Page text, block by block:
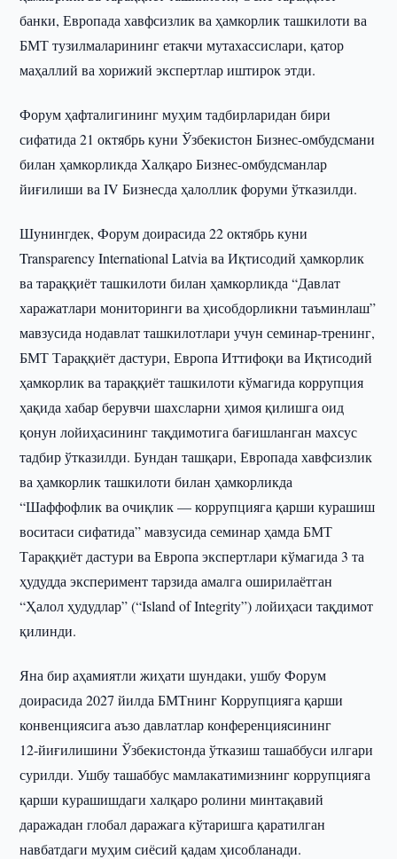
банки, Европада хавфсизлик ва ҳамкорлик ташкилоти ва
БМТ тузилмаларининг етакчи мутахассислари, қатор
маҳаллий ва хорижий экспертлар иштирок этди.
Форум ҳафталигининг муҳим тадбирларидан бири
сифатида 21 октябрь куни Ўзбекистон Бизнес-омбудсмани
билан ҳамкорликда Халқаро Бизнес-омбудсманлар
йиғилиши ва IV Бизнесда ҳалоллик форуми ўтказилди.
Шунингдек, Форум доирасида 22 октябрь куни
Transparency International Latvia ва Иқтисодий ҳамкорлик
ва тараққиёт ташкилоти билан ҳамкорликда “Давлат
харажатлари мониторинги ва ҳисобдорликни таъминлаш”
мавзусида нодавлат ташкилотлари учун семинар-тренинг,
БМТ Тараққиёт дастури, Европа Иттифоқи ва Иқтисодий
ҳамкорлик ва тараққиёт ташкилоти кўмагида коррупция
ҳақида хабар берувчи шахсларни ҳимоя қилишга оид
қонун лойиҳасининг тақдимотига бағишланган махсус
тадбир ўтказилди. Бундан ташқари, Европада хавфсизлик
ва ҳамкорлик ташкилоти билан ҳамкорликда
“Шаффофлик ва очиқлик — коррупцияга қарши курашиш
воситаси сифатида” мавзусида семинар ҳамда БМТ
Тараққиёт дастури ва Европа экспертлари кўмагида 3 та
ҳудудда эксперимент тарзида амалга оширилаётган
“Ҳалол ҳудудлар” (“Island of Integrity”) лойиҳаси тақдимот
қилинди.
Яна бир аҳамиятли жиҳати шундаки, ушбу Форум
доирасида 2027 йилда БМТнинг Коррупцияга қарши
конвенциясига аъзо давлатлар конференциясининг
12-йиғилишини Ўзбекистонда ўтказиш ташаббуси илгари
сурилди. Ушбу ташаббус мамлакатимизнинг коррупцияга
қарши курашишдаги халқаро ролини минтақавий
даражадан глобал даражага кўтаришга қаратилган
навбатдаги муҳим сиёсий қадам ҳисобланади.